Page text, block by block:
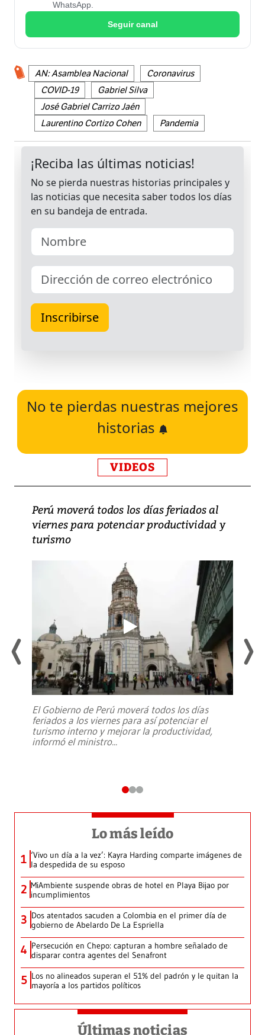
WhatsApp.
Seguir canal
AN: Asamblea Nacional
Coronavirus
COVID-19
Gabriel Silva
José Gabriel Carrizo Jaén
Laurentino Cortizo Cohen
Pandemia
No te pierdas nuestras mejores
historias
VIDEOS
Perú moverá todos los días feriados al
viernes para potenciar productividad y
turismo
El Gobierno de Perú moverá todos los días
feriados a los viernes para así potenciar el
turismo interno y mejorar la productividad,
informó el ministro...
Lo más leído
1 ‘Vivo un día a la vez’: Kayra Harding comparte imágenes de
la despedida de su esposo
2 MiAmbiente suspende obras de hotel en Playa Bijao por
incumplimientos
3 Dos atentados sacuden a Colombia en el primer día de
gobierno de Abelardo De La Espriella
4 Persecución en Chepo: capturan a hombre señalado de
disparar contra agentes del Senafront
5 Los no alineados superan el 51% del padrón y le quitan la
mayoría a los partidos políticos
Últimas noticias